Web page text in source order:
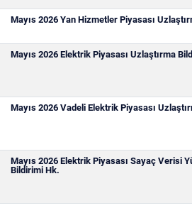
Mayıs 2026 Yan Hizmetler Piyasası
Mayıs 2026 Elektrik Piyasası Uzlaştırma
Mayıs 2026 Vadeli Elektrik Piyasası
Mayıs 2026 Elektrik Piyasası Sayaç Verisi
Bildirimi Hk.